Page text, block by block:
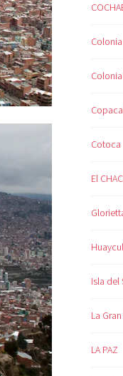
Cotoca
El
Isla del
La
LA PAZ